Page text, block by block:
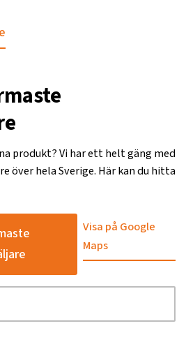
produkt? Vi har ett helt gäng med
över hela Sverige. Här kan du hitta
Visa på Google
Maps